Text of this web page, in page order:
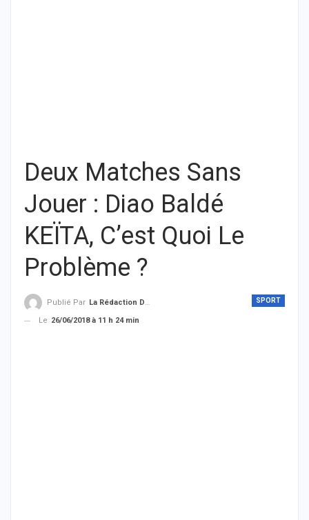
Deux Matches Sans
Jouer : Diao Baldé
KEÏTA, C’est Quoi Le
Problème ?
SPORT
Publié Par La Rédaction De THIEYSENEGAL.com
Le 26/06/2018 à 11 h 24 min